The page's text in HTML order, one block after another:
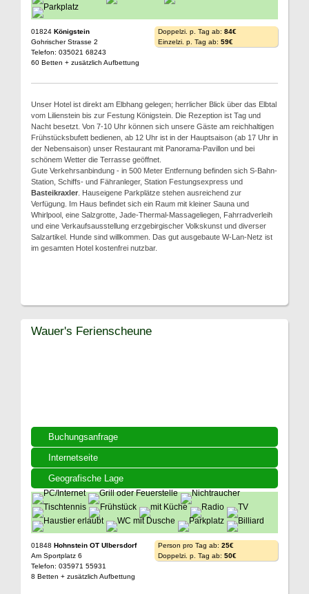
01824 Königstein
Gohrischer Strasse 2
Telefon: 035021 68243
60 Betten + zusätzlich Aufbettung
Doppelzi. p. Tag ab: 84€
Einzelzi. p. Tag ab: 59€
Unser Hotel ist direkt am Elbhang gelegen; herrlicher Blick über das Elbtal
vom Lilienstein bis zur Festung Königstein. Die Rezeption ist Tag und
Nacht besetzt. Von 7-10 Uhr können sich unsere Gäste am reichhaltigen
Frühstücksbufett bedienen, ab 12 Uhr ist in der Hauptsaison (ab 17 Uhr in
der Nebensaison) unser Restaurant mit Panorama-Pavillon und bei
schönem Wetter die Terrasse geöffnet.
Gute Verkehrsanbindung - in 500 Meter Entfernung befinden sich S-Bahn-
Station, Schiffs- und Fähranleger, Station Festungsexpress und
Basteikraxler . Hauseigene Parkplätze stehen ausreichend zur
Verfügung. Im Haus befindet sich ein Raum mit kleiner Sauna und
Whirlpool, eine Salzgrotte, Jade-Thermal-Massageliegen, Fahrradverleih
und eine Verkaufsausstellung erzgebirgischer Volkskunst und diverser
Salzartikel. Hunde sind willkommen. Das gut ausgebaute W-Lan-Netz ist
im gesamten Hotel kostenfrei nutzbar.
Buchungsanfrage
Internetseite
Geografische Lage
Wauer's Ferienscheune
01848 Hohnstein OT Ulbersdorf
Am Sportplatz 6
Telefon: 035971 55931
8 Betten + zusätzlich Aufbettung
Person pro Tag ab: 25€
Doppelzi. p. Tag ab: 50€